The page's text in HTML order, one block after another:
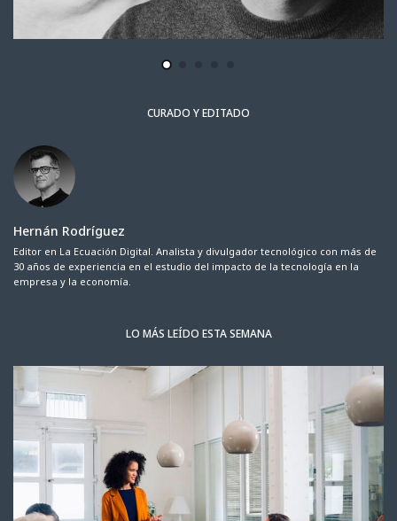
CURADO Y EDITADO
Hernán Rodríguez
Editor en La Ecuación Digital. Analista y divulgador tecnológico con más de
30 años de experiencia en el estudio del impacto de la tecnología en la
empresa y la economía.
LO MÁS LEÍDO ESTA SEMANA